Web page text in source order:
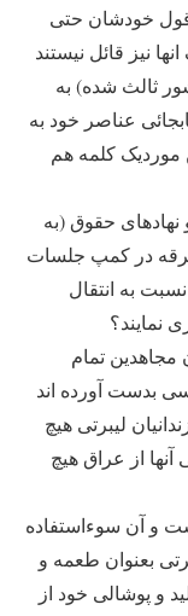
خودشان حتی
نیز قائل نیستند
ثالث شده) به
عناصر خود به
موردیک کلمه هم
حقوق (به
در کمپ جلسات
به انتقال
نمایند؟
تمام
بدست آورده اند
لیبرتی هیچ
از عراق هیچ
و آن سوءاستفاده
بعنوان طعمه و
و پوشالی خود از